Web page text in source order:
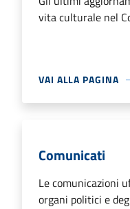
vita culturale nel
VAI ALLA PAGINA
Comunicati
Le comunicazioni
organi politici e